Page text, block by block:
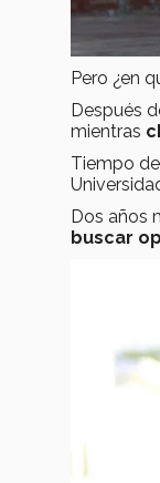
Pero ¿en
Después
mientras
Tiempo
Dos años
buscar